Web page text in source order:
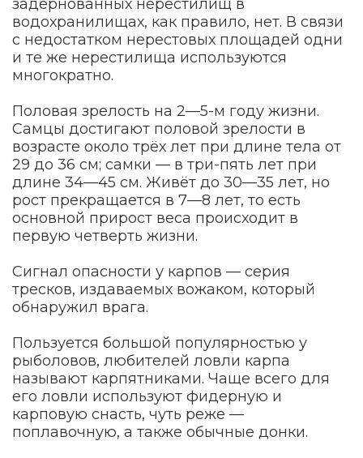
задернованных нерестилищ в
водохранилищах, как правило, нет. В связи
с недостатком нерестовых площадей одни
и те же нерестилища используются
многократно.
Половая зрелость на 2—5-м году жизни.
Самцы достигают половой зрелости в
возрасте около трёх лет при длине тела от
29 до 36 см; самки — в три-пять лет при
длине 34—45 см. Живёт до 30—35 лет, но
рост прекращается в 7—8 лет, то есть
основной прирост веса происходит в
первую четверть жизни.
Сигнал опасности у карпов — серия
тресков, издаваемых вожаком, который
обнаружил врага.
Пользуется большой популярностью у
рыболовов, любителей ловли карпа
называют карпятниками. Чаще всего для
его ловли используют фидерную и
карповую снасть, чуть реже —
поплавочную, а также обычные донки.